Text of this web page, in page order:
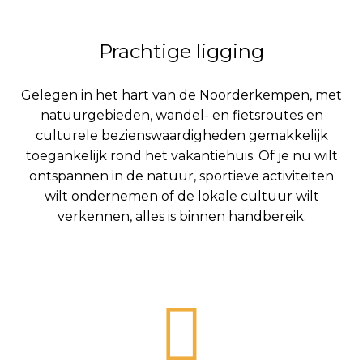
Prachtige ligging
Gelegen in het hart van de Noorderkempen, met
natuurgebieden, wandel- en fietsroutes en
culturele bezienswaardigheden gemakkelijk
toegankelijk rond het vakantiehuis. Of je nu wilt
ontspannen in de natuur, sportieve activiteiten
wilt ondernemen of de lokale cultuur wilt
verkennen, alles is binnen handbereik.